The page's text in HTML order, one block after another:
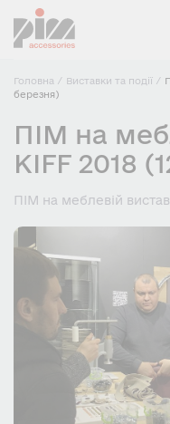
Головна / Виставки та події /
березня)
ПIМ на
KIFF 2018
ПIМ на меблевій